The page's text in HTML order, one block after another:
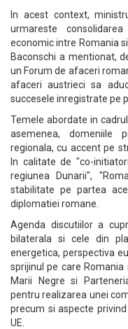
In acest context,
urmareste
economic intre Romania
Baconschi a mentionat,
un Forum de afaceri
afaceri austrieci sa
succesele inregistrate pe
Temele abordate in
asemenea, domeniile
regionala, cu accent pe
In calitate de "co-
regiunea Dunarii",
stabilitate pe partea
diplomatiei romane.
Agenda discutiilor a
bilaterala si cele din
energetica, perspectiva
sprijinul pe care
Marii Negre si
pentru realizarea unei
precum si aspecte
UE.